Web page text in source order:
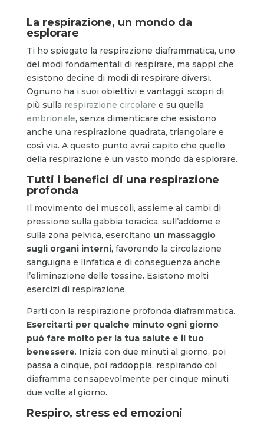
La respirazione, un mondo da
esplorare
Ti ho spiegato la respirazione diaframmatica, uno
dei modi fondamentali di respirare, ma sappi che
esistono decine di modi di respirare diversi.
Ognuno ha i suoi obiettivi e vantaggi: scopri di
più sulla respirazione circolare e su quella
embrionale, senza dimenticare che esistono
anche una respirazione quadrata, triangolare e
così via. A questo punto avrai capito che quello
della respirazione è un vasto mondo da esplorare.
Tutti i benefici di una respirazione
profonda
Il movimento dei muscoli, assieme ai cambi di
pressione sulla gabbia toracica, sull’addome e
sulla zona pelvica, esercitano un massaggio
sugli organi interni, favorendo la circolazione
sanguigna e linfatica e di conseguenza anche
l’eliminazione delle tossine. Esistono molti
esercizi di respirazione.
Parti con la respirazione profonda diaframmatica.
Esercitarti per qualche minuto ogni giorno
può fare molto per la tua salute e il tuo
benessere. Inizia con due minuti al giorno, poi
passa a cinque, poi raddoppia, respirando col
diaframma consapevolmente per cinque minuti
due volte al giorno.
Respiro, stress ed emozioni